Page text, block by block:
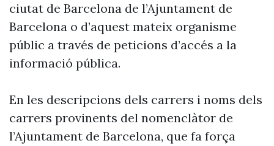
ciutat de Barcelona de l’Ajuntament de
Barcelona o d’aquest mateix organisme
públic a través de peticions d’accés a la
informació pública.
En les descripcions dels carrers i noms dels
carrers provinents del nomenclàtor de
l’Ajuntament de Barcelona, que fa força